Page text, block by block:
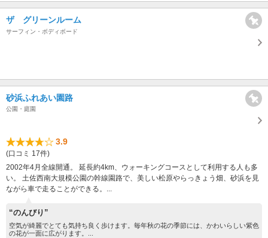
ザ グリーンルーム
サーフィン・ボディボード
砂浜ふれあい園路
公園・庭園
3.9
(口コミ 17件)
2002年4月全線開通。 延長約4km、ウォーキングコースとして利用する人も多
い。 土佐西南大規模公園の幹線園路で、美しい松原やらっきょう畑、砂浜を見
ながら車で走ることができる。...
“のんびり”
空気が綺麗でとても気持ち良く歩けます。毎年秋の花の季節には、かわいらしい紫色
の花が一面に広がります。...